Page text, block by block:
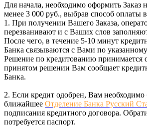
Для начала, необходимо оформить Заказ
менее 3 000 руб., выбрав способ оплаты
1. При получении Вашего Заказа,
перезванивают и с Ваших слов
После чего, в течение 5-10 минут
Банка связываются с Вами по
Решение по кредитованию принимается
принятом решении Вам сообщает
Банка.
2. Если кредит одобрен, Вам необходимо
ближайшее Отделение Банка Русский
подписания кредитного договора.
потребуется паспорт.